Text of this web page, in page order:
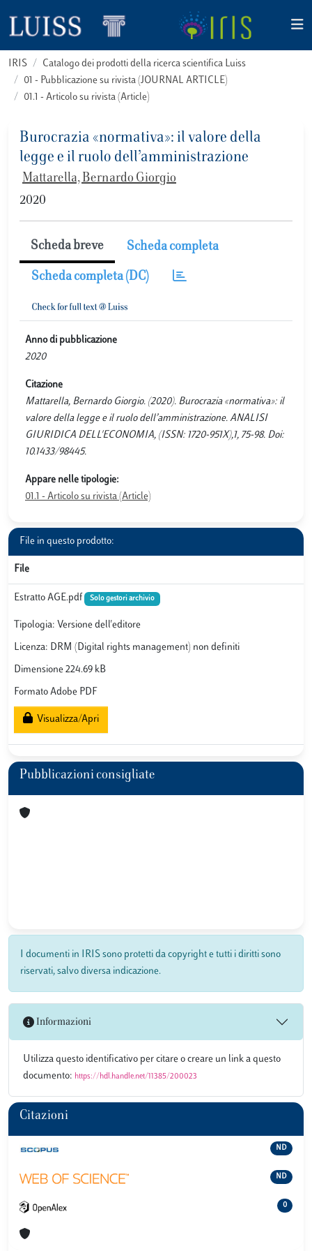
IRIS
Catalogo dei prodotti della ricerca scientifica Luiss
01 - Pubblicazione su rivista (JOURNAL ARTICLE)
01.1 - Articolo su rivista (Article)
Burocrazia «normativa»: il valore della
legge e il ruolo dell’amministrazione
Mattarella, Bernardo Giorgio
2020
Scheda breve Scheda completa
Scheda completa (DC)
Anno di pubblicazione
2020
Citazione
Mattarella, Bernardo Giorgio. (2020). Burocrazia «normativa»: il
valore della legge e il ruolo dell’amministrazione. ANALISI
GIURIDICA DELL'ECONOMIA, (ISSN: 1720-951X),1, 75-98. Doi:
10.1433/98445.
Appare nelle tipologie:
01.1 - Articolo su rivista (Article)
File in questo prodotto:
File
Estratto AGE.pdf Solo gestori archivio
Tipologia: Versione dell'editore
Licenza: DRM (Digital rights management) non definiti
Dimensione 224.69 kB
Formato Adobe PDF
Visualizza/Apri
Pubblicazioni consigliate
I documenti in IRIS sono protetti da copyright e tutti i diritti sono
riservati, salvo diversa indicazione.
Informazioni
Utilizza questo identificativo per citare o creare un link a questo
documento: https://hdl.handle.net/11385/200023
Citazioni
ND
ND
0